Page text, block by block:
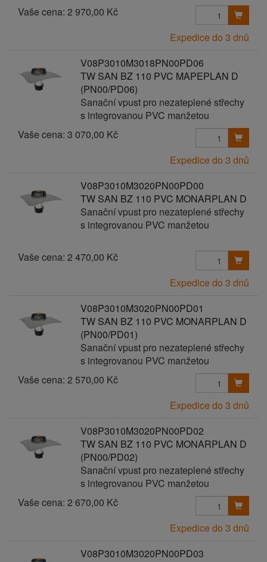
Vaše cena: 2 970,00 Kč
Expedice do 3 dnů
V08P3010M3018PN00PD06
TW SAN BZ 110 PVC MAPEPLAN D
(PN00/PD06)
Sanační vpust pro nezateplené střechy
s integrovanou PVC manžetou
Vaše cena: 3 070,00 Kč
Expedice do 3 dnů
V08P3010M3020PN00PD00
TW SAN BZ 110 PVC MONARPLAN D
Sanační vpust pro nezateplené střechy
s integrovanou PVC manžetou
Vaše cena: 2 470,00 Kč
Expedice do 3 dnů
V08P3010M3020PN00PD01
TW SAN BZ 110 PVC MONARPLAN D
(PN00/PD01)
Sanační vpust pro nezateplené střechy
s integrovanou PVC manžetou
Vaše cena: 2 570,00 Kč
Expedice do 3 dnů
V08P3010M3020PN00PD02
TW SAN BZ 110 PVC MONARPLAN D
(PN00/PD02)
Sanační vpust pro nezateplené střechy
s integrovanou PVC manžetou
Vaše cena: 2 670,00 Kč
Expedice do 3 dnů
V08P3010M3020PN00PD03